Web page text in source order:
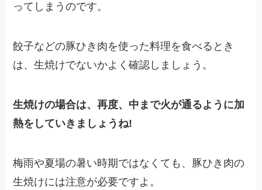
ってしまうのです。
餃子などの豚ひき肉を使った料理を食べるとき
は、生焼けでないかよく確認しましょう。
生焼けの場合は、再度、中まで火が通るように加
熱をしていきましょうね!
梅雨や夏場の暑い時期ではなくても、豚ひき肉の
生焼けには注意が必要ですよ。